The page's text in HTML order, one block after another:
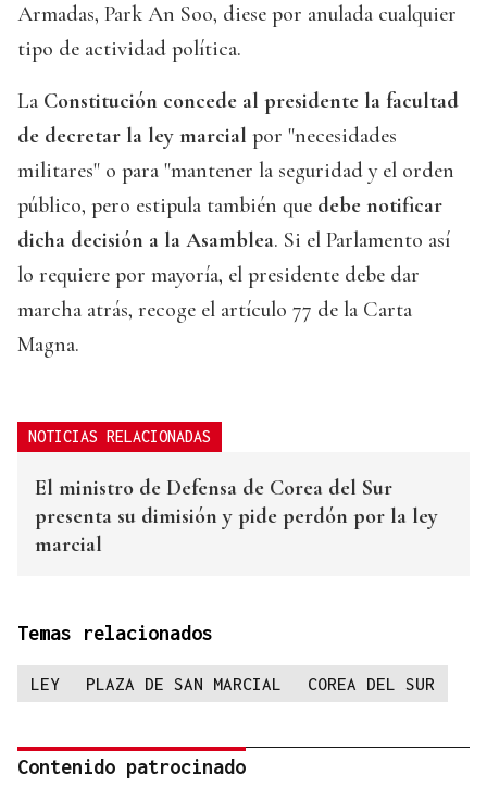
Armadas, Park An Soo, diese por anulada cualquier
tipo de actividad política.
La Constitución concede al presidente la facultad
de decretar la ley marcial por "necesidades
militares" o para "mantener la seguridad y el orden
público, pero estipula también que debe notificar
dicha decisión a la Asamblea. Si el Parlamento así
lo requiere por mayoría, el presidente debe dar
marcha atrás, recoge el artículo 77 de la Carta
Magna.
NOTICIAS RELACIONADAS
El ministro de Defensa de Corea del Sur
presenta su dimisión y pide perdón por la ley
marcial
Temas relacionados
LEY PLAZA DE SAN MARCIAL COREA DEL SUR
Contenido patrocinado